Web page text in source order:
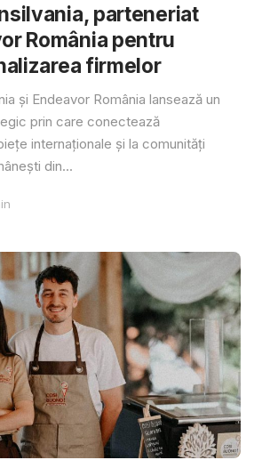
parteneriat
România pentru
firmelor
și Endeavor România lansează un
prin care conectează
internaționale și la comunități
din...